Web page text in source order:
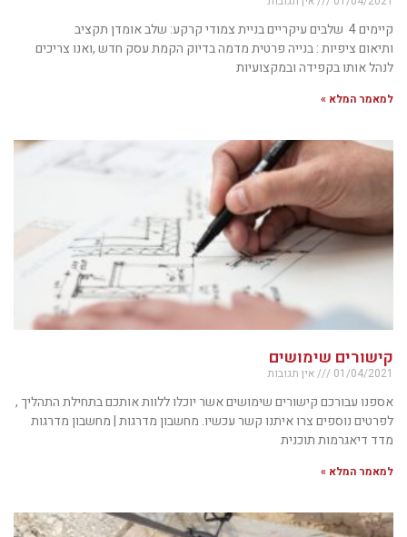
קיימים 4 שלבים עיקריים בניית צמודי קרקע: שלב אומדן תקציב
ותיאום ציפיות : בנייה פרטית מדמה בדיוק הקמת עסק חדש ,ואנו צריכים
לנהל אותו בקפידה ובמקצועיות
למאמר המלא »
קישורים שימושים
01/04/2021 אין תגובות
אספנו עבורכם קישורים שימושים אשר יוכלו ללוות אותכם בתחילת התהליך ,
לפרטים נוספים צרו איתנו קשר עכשיו. מחשבון מדרגות | מחשבון מדרגות
מדד דיאגרמות תוכנית
למאמר המלא »